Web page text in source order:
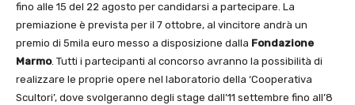
fino alle 15 del 22 agosto per candidarsi a partecipare. La
premiazione è prevista per il 7 ottobre, al vincitore andrà un
premio di 5mila euro messo a disposizione dalla Fondazione
Marmo. Tutti i partecipanti al concorso avranno la possibilità di
realizzare le proprie opere nel laboratorio della ‘Cooperativa
Scultori’, dove svolgeranno degli stage dall’11 settembre fino all’8